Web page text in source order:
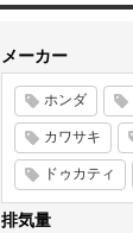
メーカー
ホンダ
カワサキ
ドゥカティ
排気量